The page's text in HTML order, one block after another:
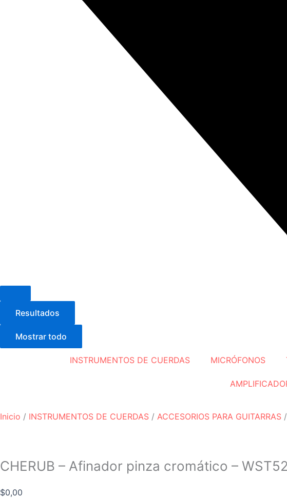
Resultados
Mostrar todo
INSTRUMENTOS DE CUERDAS MICRÓFONOS
Inicio / INSTRUMENTOS DE CUERDAS / ACCESORIOS PARA GUITARRAS
CHERUB – Afinador pinza cromático –
$0,00